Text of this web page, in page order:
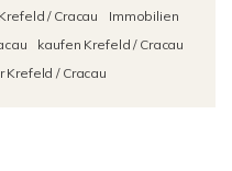
/ Cracau
Immobilien
kaufen Krefeld / Cracau
Krefeld / Cracau